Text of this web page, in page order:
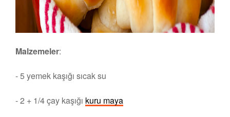
Malzemeler:
- 5 yemek kaşığı sıcak su
- 2 + 1/4 çay kaşığı kuru maya